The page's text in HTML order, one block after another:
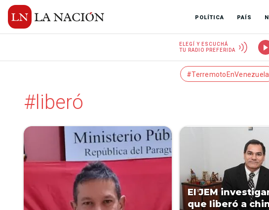
POLÍTICA PAÍS
ELEGÍ Y ESCUCHÁ
TU RADIO PREFERIDA
#TerremotoEnVenezuela
#liberó
El JEM
que liberó a